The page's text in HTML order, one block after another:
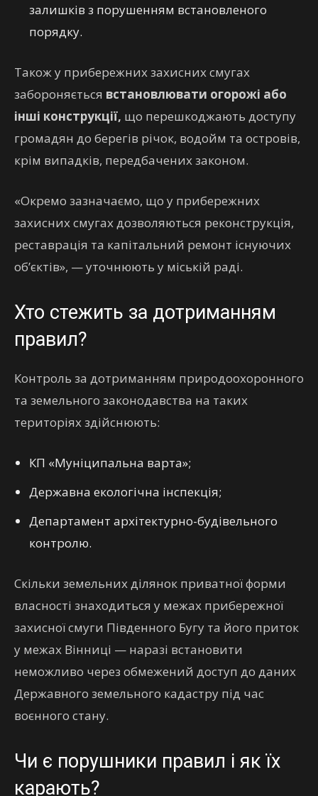
залишків з порушенням встановленого
порядку.
Також у прибережних захисних смугах
забороняється встановлювати огорожі або
інші конструкції, що перешкоджають доступу
громадян до берегів річок, водойм та островів,
крім випадків, передбачених законом.
«Окремо зазначаємо, що у прибережних
захисних смугах дозволяються реконструкція,
реставрація та капітальний ремонт існуючих
об’єктів», — уточнюють у міській раді.
Хто стежить за дотриманням
правил?
Контроль за дотриманням природоохоронного
та земельного законодавства на таких
територіях здійснюють:
КП «Муніципальна варта»;
Державна екологічна інспекція;
Департамент архітектурно-будівельного
контролю.
Скільки земельних ділянок приватної форми
власності знаходиться у межах прибережної
захисної смуги Південного Бугу та його приток
у межах Вінниці — наразі встановити
неможливо через обмежений доступ до даних
Державного земельного кадастру під час
воєнного стану.
Чи є порушники правил і як їх
карають?